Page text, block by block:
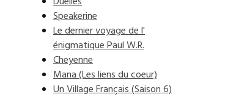
Speakerine
Le dernier voyage de l'
énigmatique Paul W.R.
Cheyenne
Mana (Les liens du coeur)
Un Village Français (Saison 6)